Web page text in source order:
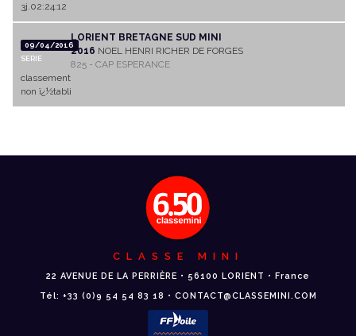
3j.02:24:12
09/04/2016
SERIE
LORIENT BRETAGNE SUD MINI
2016 NOEL HENRI RICHER DE FORGES
825 - CAP ESPERANCE
classement
non ï¿½tabli
CLASSE MINI
22 AVENUE DE LA PERRIÈRE • 56100 LORIENT • France
Tél: +33 (0)9 54 54 83 18 • CONTACT@CLASSEMINI.COM